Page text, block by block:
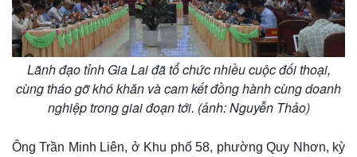
Lãnh đạo tỉnh Gia Lai đã tổ chức nhiều cuộc đối thoại,
cùng tháo gỡ khó khăn và cam kết đồng hành cùng doanh
nghiệp trong giai đoạn tới. (ảnh: Nguyễn Thảo)
Ông Trần Minh Liên, ở Khu phố 58, phường Quy Nhơn, kỳ